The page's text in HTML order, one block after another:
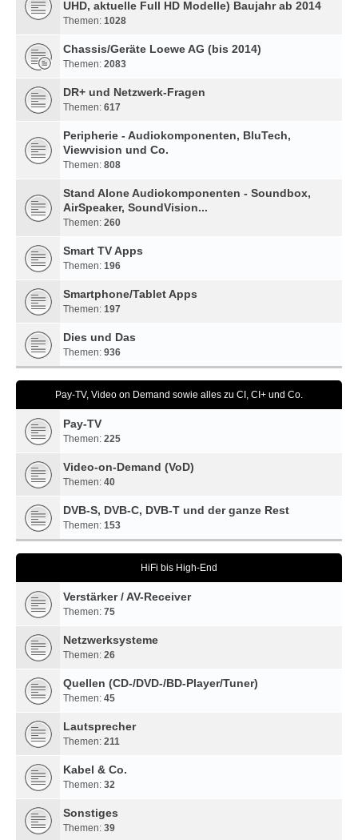
UHD, aktuelle Full HD Modelle) Baujahr ab 2014
Themen: 1028
Chassis/Geräte Loewe AG (bis 2014)
Themen: 2083
DR+ und Netzwerk-Fragen
Themen: 617
Peripherie - Audiokomponenten, BluTech,
Viewvision und Co.
Themen: 808
Stand Alone Audiokomponenten - Soundbox,
AirSpeaker, SoundVision...
Themen: 260
Smart TV Apps
Themen: 196
Smartphone/Tablet Apps
Themen: 197
Dies und Das
Themen: 936
Pay-TV, Video on Demand sowie alles zu CI, CI+ und Co.
Pay-TV
Themen: 225
Video-on-Demand (VoD)
Themen: 40
DVB-S, DVB-C, DVB-T und der ganze Rest
Themen: 153
HiFi bis High-End
Verstärker / AV-Receiver
Themen: 75
Netzwerksysteme
Themen: 26
Quellen (CD-/DVD-/BD-Player/Tuner)
Themen: 45
Lautsprecher
Themen: 211
Kabel & Co.
Themen: 32
Sonstiges
Themen: 39